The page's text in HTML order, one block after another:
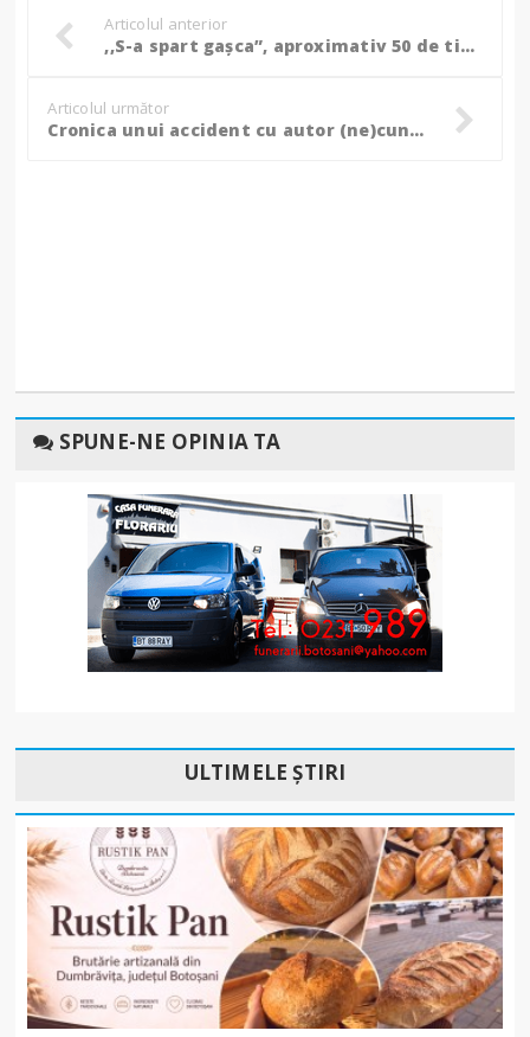
Articolul anterior
,,S-a spart gașca”, aproximativ 50 de tineri au primit avertisment, ce au făcut aceștia!
Articolul următor
Cronica unui accident cu autor (ne)cunoscut. „Am auzit din curte scrâșnetul roților” (Foto)
SPUNE-NE OPINIA TA
ULTIMELE ȘTIRI